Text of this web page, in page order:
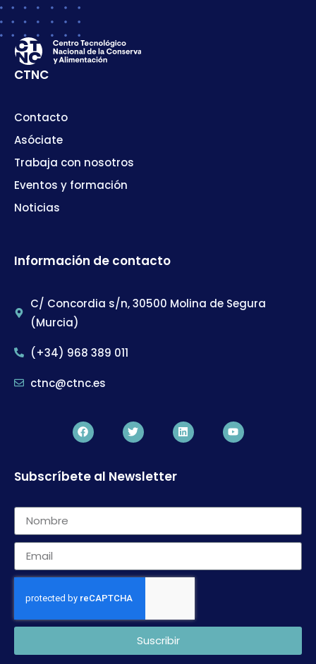
CTNC
Contacto
Asóciate
Trabaja con nosotros
Eventos y formación
Noticias
Información de contacto
C/ Concordia s/n, 30500 Molina de Segura
(Murcia)
(+34) 968 389 011
ctnc@ctnc.es
Subscríbete al Newsletter
Suscribir